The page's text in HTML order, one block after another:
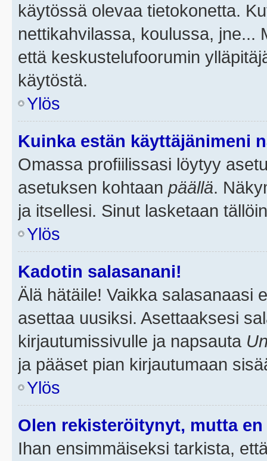
käytössä olevaa tietokonetta.
nettikahvilassa, koulussa, jne...
että keskustelufoorumin
käytöstä.
Ylös
Kuinka estän käyttäjänimeni
Omassa profiilissasi löytyy
asetuksen kohtaan päällä.
ja itsellesi. Sinut lasketaan
Ylös
Kadotin salasanani!
Älä hätäile! Vaikka salasanaasi
asettaa uusiksi. Asettaaksesi
kirjautumissivulle ja napsauta
ja pääset pian kirjautumaan
Ylös
Olen rekisteröitynyt, mutta
Ihan ensimmäiseksi tarkista,